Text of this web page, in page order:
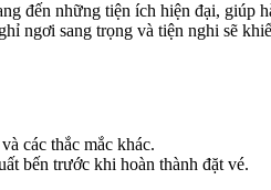
đến những tiện ích hiện đại, giúp
ngơi sang trọng và tiện nghi sẽ
các thắc mắc khác.
bến trước khi hoàn thành đặt vé.